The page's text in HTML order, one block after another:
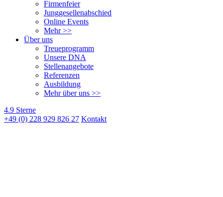
Firmenfeier
Junggesellenabschied
Online Events
Mehr >>
Über uns
Treueprogramm
Unsere DNA
Stellenangebote
Referenzen
Ausbildung
Mehr über uns >>
4.9 Sterne
+49 (0) 228 929 826 27 Kontakt